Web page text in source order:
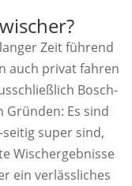
Zeit führend
auch privat fahren
Bosch-
Gründen: Es sind
super sind,
Wischergebnisse
ein verlässliches